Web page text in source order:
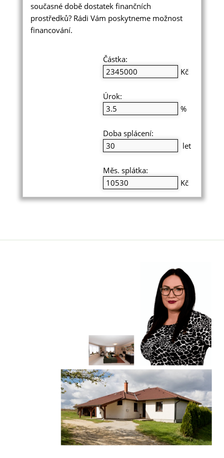
současné době dostatek finančních
prostředků? Rádi Vám poskytneme možnost
financování.
Částka:
Kč
Úrok:
%
Doba splácení:
let
Měs. splátka:
Kč